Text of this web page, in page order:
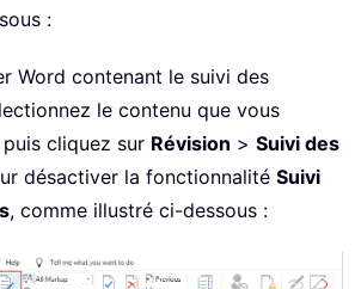
:
Word contenant le suivi des
le contenu que vous
cliquez sur Révision > Suivi des
désactiver la fonctionnalité Suivi
, comme illustré ci-dessous :